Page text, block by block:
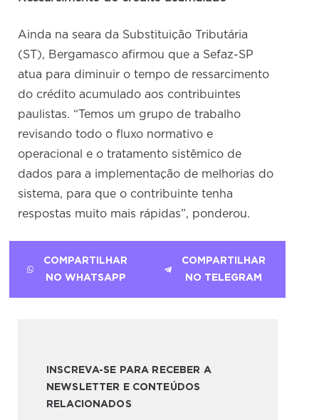
Ainda na seara da Substituição Tributária
(ST), Bergamasco afirmou que a Sefaz-SP
atua para diminuir o tempo de ressarcimento
do crédito acumulado aos contribuintes
paulistas. “Temos um grupo de trabalho
revisando todo o fluxo normativo e
operacional e o tratamento sistêmico de
dados para a implementação de melhorias do
sistema, para que o contribuinte tenha
respostas muito mais rápidas”, ponderou.
COMPARTILHAR
NO WHATSAPP
COMPARTILHAR
NO TELEGRAM
INSCREVA-SE PARA RECEBER A
NEWSLETTER E CONTEÚDOS
RELACIONADOS